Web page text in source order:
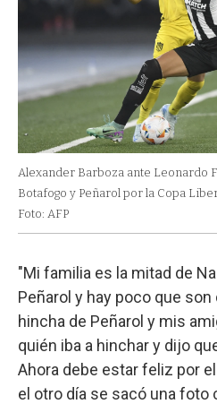
Alexander Barboza ante Leonardo
Botafogo y Peñarol por la Copa
Foto: AFP
"Mi familia es la mitad de
Peñarol y hay poco que
hincha de Peñarol y mis
quién iba a hinchar y dijo
Ahora debe estar feliz por
el otro día se sacó una foto